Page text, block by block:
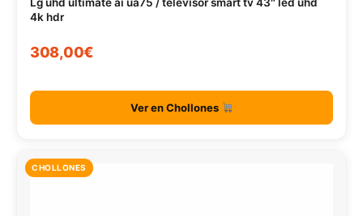
4k hdr
308,00€
Ver en Chollones
CHOLLONES